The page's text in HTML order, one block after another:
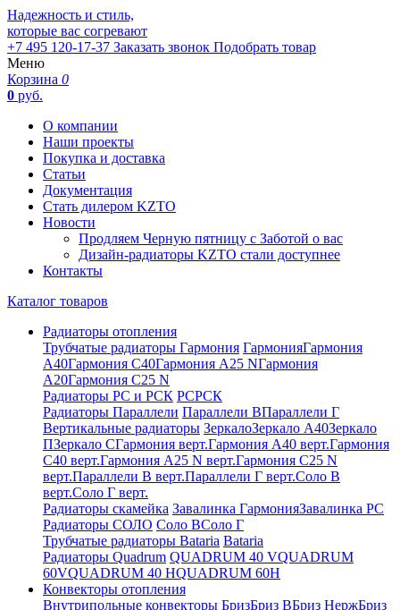
Надежность и стиль,
которые вас согревают
+7 495 120-17-37 Заказать звонок Подобрать товар
Меню
Корзина 0
0 руб.
О компании
Наши проекты
Покупка и доставка
Статьи
Документация
Стать дилером KZTO
Новости
Продляем Черную пятницу с Заботой о вас
Дизайн-радиаторы KZTO стали доступнее
Контакты
Каталог товаров
Радиаторы отопления
Трубчатые радиаторы Гармония ГармонияГармония
А40Гармония С40Гармония А25 NГармония
А20Гармония С25 N
Радиаторы РС и РСК РСРСК
Радиаторы Параллели Параллели ВПараллели Г
Вертикальные радиаторы ЗеркалоЗеркало А40Зеркало
ПЗеркало СГармония верт.Гармония А40 верт.Гармония
С40 верт.Гармония А25 N верт.Гармония С25 N
верт.Параллели В верт.Параллели Г верт.Соло В
верт.Соло Г верт.
Радиаторы скамейка Завалинка ГармонияЗавалинка РС
Радиаторы СОЛО Соло ВСоло Г
Трубчатые радиаторы Bataria Bataria
Радиаторы Quadrum QUADRUM 40 VQUADRUM
60VQUADRUM 40 HQUADRUM 60H
Конвекторы отопления
Внутрипольные конвекторы БризБриз ВБриз НержБриз